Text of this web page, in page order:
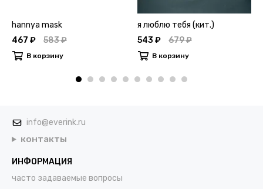
hannya mask
467 ₽
583 ₽
В корзину
я люблю тебя (кит.)
543 ₽
679 ₽
В корзину
info@everink.ru
контакты
ИНФОРМАЦИЯ
часто задаваемые вопросы